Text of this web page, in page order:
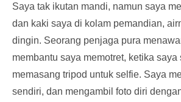
Saya tak ikutan mandi, namun saya
dan kaki saya di kolam pemandian,
dingin. Seorang penjaga pura
membantu saya memotret, ketika saya
memasang tripod untuk selfie. Saya
sendiri, dan mengambil foto diri